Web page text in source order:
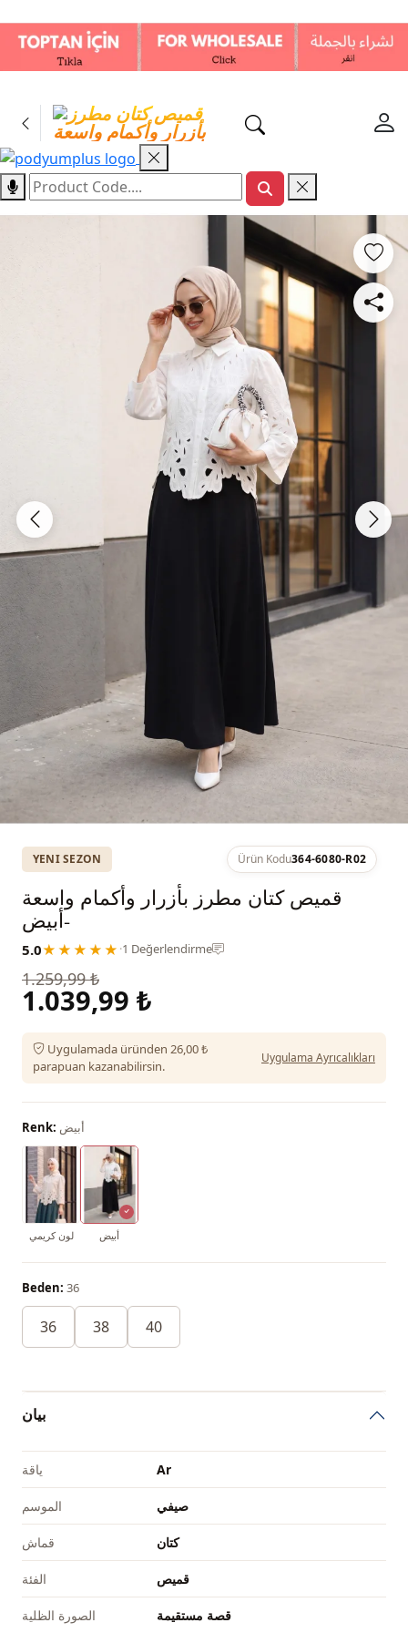
YENI SEZON Ürün Kodu364-6080-R02
قميص كتان مطرز بأزرار وأكمام واسعة
-أبيض
5.0★★★★★ ·1 Değerlendirme
1.259,99 ₺
1.039,99 ₺
Uygulamada üründen 26,00 ₺
parapuan kazanabilirsin.
Uygulama Ayrıcalıkları
Renk: أبيض
لون كريمي أبيض
Beden: 36
36 38 40
بيان
ياقة Ar
الموسم صيفي
قماش كتان
الفئة قميص
الصورة الظلية قصة مستقيمة